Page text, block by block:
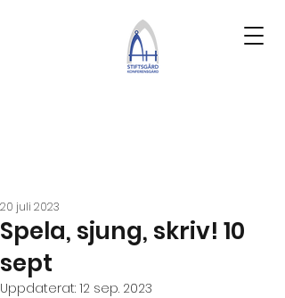
Spela, sjung, skriv! 10
sept
20 juli 2023
Uppdaterat: 12 sep. 2023